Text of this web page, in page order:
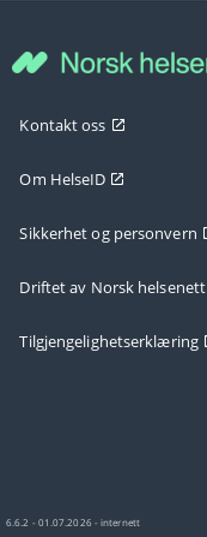
Kontakt oss
Om HelseID
Sikkerhet og personvern
Driftet av Norsk helsenett
Tilgjengelighetserklæring
6.6.2 - 01.07.2026 - internett